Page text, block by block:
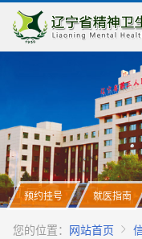
预约挂号 就医指南
您的位置： 网站首页